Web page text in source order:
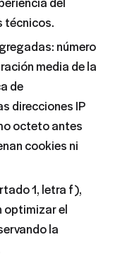
técnicos.
número
media de la
de
direcciones IP
octeto antes
cookies ni
1, letra f),
optimizar el
la